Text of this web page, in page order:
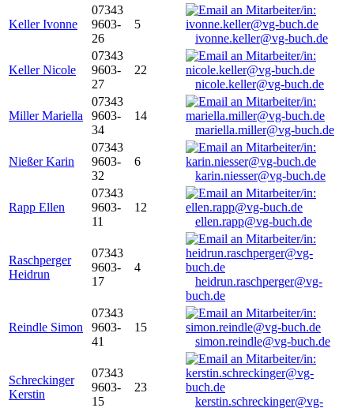
Keller Ivonne
07343
9603-
26
5
ivonne.keller@vg-buch.de
Keller Nicole
07343
9603-
27
22
nicole.keller@vg-buch.de
Miller Mariella
07343
9603-
34
14
mariella.miller@vg-buch.de
Nießer Karin
07343
9603-
32
6
karin.niesser@vg-buch.de
Rapp Ellen
07343
9603-
11
12
ellen.rapp@vg-buch.de
Raschperger
Heidrun
07343
9603-
17
4
heidrun.raschperger@vg-
buch.de
Reindle Simon
07343
9603-
41
15
simon.reindle@vg-buch.de
Schreckinger
Kerstin
07343
9603-
15
23
kerstin.schreckinger@vg-